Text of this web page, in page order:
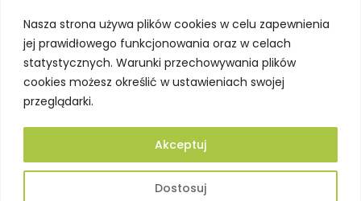
Nasza strona używa plików cookies w celu zapewnienia
jej prawidłowego funkcjonowania oraz w celach
statystycznych. Warunki przechowywania plików
cookies możesz określić w ustawieniach swojej
przeglądarki.
Dostosuj
Akceptuj
Deklaracja dostępności
Polityka prywatności